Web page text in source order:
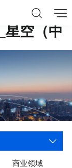
星空（中
商业领域